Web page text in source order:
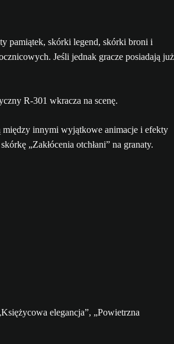
pamiątek, skórki legend, skórki broni i
Jeśli jednak gracze posiadają już
R-301 wkracza na scenę.
między innymi wyjątkowe animacje i efekty
„Zakłócenia otchłani” na granaty.
elegancja”, „Powietrzna